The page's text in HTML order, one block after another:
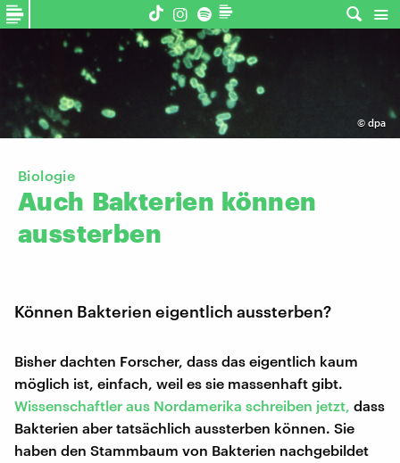
© dpa
Biologie
Auch Bakterien können
aussterben
Können Bakterien eigentlich aussterben?
Bisher dachten Forscher, dass das eigentlich kaum
möglich ist, einfach, weil es sie massenhaft gibt.
Wissenschaftler aus Nordamerika schreiben jetzt, dass
Bakterien aber tatsächlich aussterben können. Sie
haben den Stammbaum von Bakterien nachgebildet